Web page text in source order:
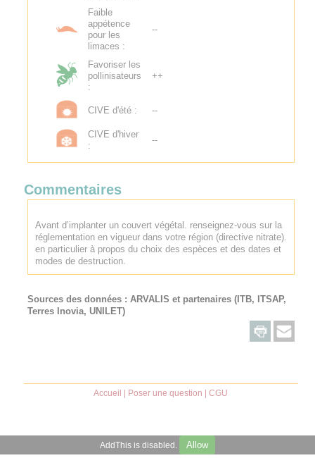
Faible
appétence
pour les
limaces :
--
Favoriser les
pollinisateurs
:
++
CIVE d'été : --
CIVE d'hiver
:
--
Commentaires
Avant d’implanter un couvert végétal. renseignez-vous sur la
réglementation en vigueur dans votre région (directive nitrate).
en particulier à propos du choix des espèces et des dates et
modes de destruction.
Sources des données : ARVALIS et partenaires (ITB, ITSAP,
Terres Inovia, UNILET)
Accueil | Poser une question |CGU
AddThis is disabled. Allow